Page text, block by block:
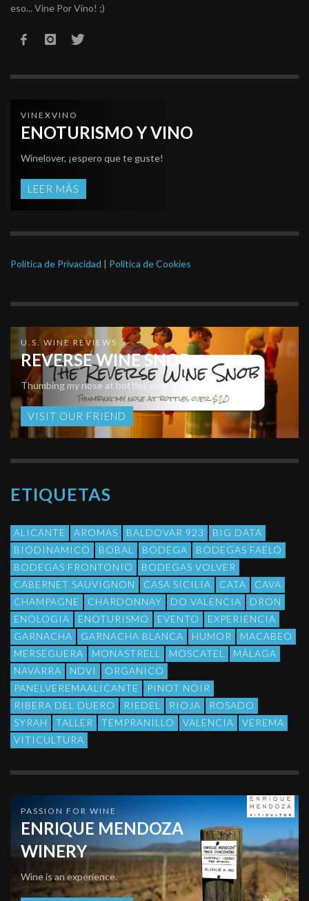
eso... Vine Por Vino! ;)
VINEXVINO
ENOTURISMO Y VINO
Winelover, ¡espero que te guste!
LEER MÁS
Política de Privacidad | Política de Cookies
U.S. WINE REVIEWS
REVERSE WINE SNOB
Thumbing my nose at bottles over $20
VISIT OUR FRIEND
ETIQUETAS
ALICANTE AROMAS BALDOVAR 923
BIG DATA
BIODINAMICO
BOBAL BODEGA
BODEGAS FAELO
BODEGAS FRONTONIO
BODEGAS VOLVER
CABERNET SAUVIGNON
CASA SICILIA CATA
CAVA
CHAMPAGNE
CHARDONNAY DO VALENCIA
DRON
ENOLOGIA
ENOTURISMO EVENTO
EXPERIENCIA
GARNACHA
GARNACHA BLANCA HUMOR
MACABEO
MERSEGUERA
MONASTRELL MOSCATEL
MÁLAGA
NAVARRA
NDVI
ORGANICO
PANELVEREMAALICANTE
PINOT NOIR
RIBERA DEL DUERO
RIEDEL RIOJA
ROSADO
SYRAH
TALLER TEMPRANILLO VALENCIA
VEREMA
VITICULTURA
PASSION FOR WINE
ENRIQUE MENDOZA
WINERY
Wine is an experience.